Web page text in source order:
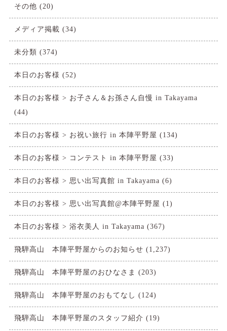
その他 (20)
メディア掲載 (34)
未分類 (374)
本日のお客様 (52)
本日のお客様 > お子さん＆お孫さん自慢 in Takayama
(44)
本日のお客様 > お祝い旅行 in 本陣平野屋 (134)
本日のお客様 > コンテスト in 本陣平野屋 (33)
本日のお客様 > 思い出写真館 in Takayama (6)
本日のお客様 > 思い出写真館@本陣平野屋 (1)
本日のお客様 > 浴衣美人 in Takayama (367)
飛騨高山 本陣平野屋からのお知らせ (1,237)
飛騨高山 本陣平野屋のおひなさま (203)
飛騨高山 本陣平野屋のおもてなし (124)
飛騨高山 本陣平野屋のスタッフ紹介 (19)